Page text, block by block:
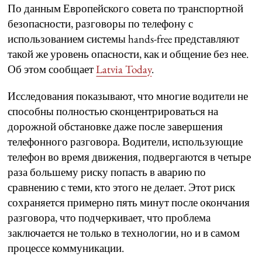
По данным Европейского совета по транспортной
безопасности, разговоры по телефону с
использованием системы hands-free представляют
такой же уровень опасности, как и общение без нее.
Об этом сообщаетLatvia Today.
Исследования показывают, что многие водители не
способны полностью сконцентрироваться на
дорожной обстановке даже после завершения
телефонного разговора. Водители, использующие
телефон во время движения, подвергаются в четыре
раза большему риску попасть в аварию по
сравнению с теми, кто этого не делает. Этот риск
сохраняется примерно пять минут после окончания
разговора, что подчеркивает, что проблема
заключается не только в технологии, но и в самом
процессе коммуникации.